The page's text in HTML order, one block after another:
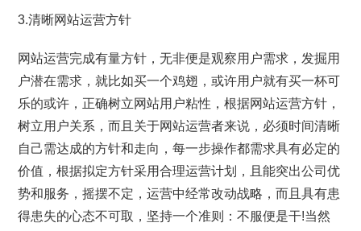
3.清晰网站运营方针
网站运营完成有量方针，无非便是观察用户需求，发掘用
户潜在需求，就比如买一个鸡翅，或许用户就有买一杯可
乐的或许，正确树立网站用户粘性，根据网站运营方针，
树立用户关系，而且关于网站运营者来说，必须时间清晰
自己需达成的方针和走向，每一步操作都需求具有必定的
价值，根据拟定方针采用合理运营计划，且能突出公司优
势和服务，摇摆不定，运营中经常改动战略，而且具有患
得患失的心态不可取，坚持一个准则：不服便是干!当然